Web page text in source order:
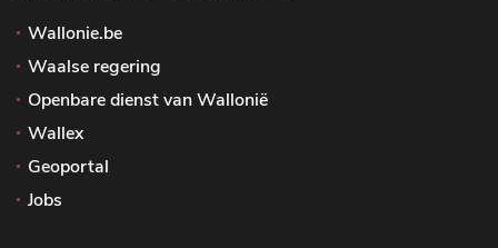
Wallonie.be
Waalse regering
Openbare dienst van Wallonië
Wallex
Geoportal
Jobs